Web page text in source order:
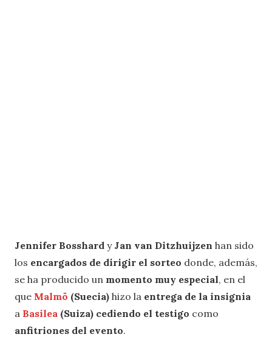
Jennifer Bosshard y Jan van Ditzhuijzen han sido
los encargados de dirigir el sorteo donde, además,
se ha producido un momento muy especial, en el
que Malmö (Suecia) hizo la entrega de la insignia
a Basilea (Suiza) cediendo el testigo como
anfitriones del evento.